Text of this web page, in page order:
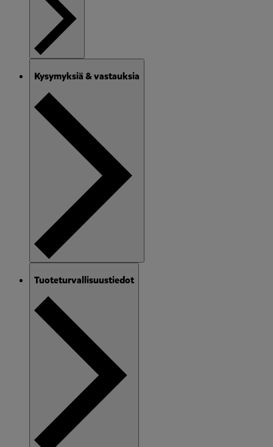
Kysymyksiä & vastauksia
Tuoteturvallisuustiedot